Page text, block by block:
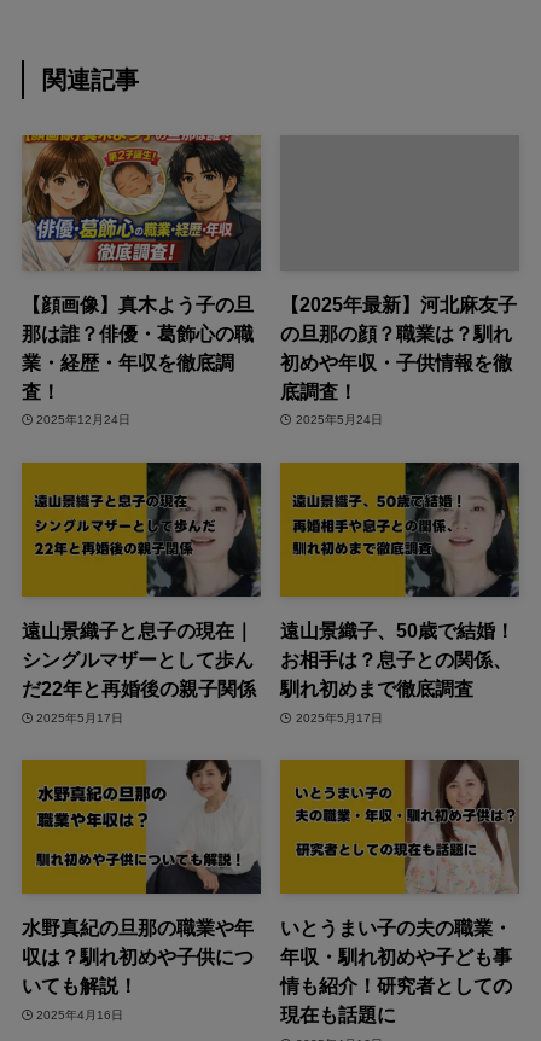
関連記事
【顔画像】真木よう子の旦
那は誰？俳優・葛飾心の職
業・経歴・年収を徹底調
査！
2025年12月24日
【2025年最新】河北麻友子
の旦那の顔？職業は？馴れ
初めや年収・子供情報を徹
底調査！
2025年5月24日
遠山景織子と息子の現在｜
シングルマザーとして歩ん
だ22年と再婚後の親子関係
2025年5月17日
遠山景織子、50歳で結婚！
お相手は？息子との関係、
馴れ初めまで徹底調査
2025年5月17日
水野真紀の旦那の職業や年
収は？馴れ初めや子供につ
いても解説！
2025年4月16日
いとうまい子の夫の職業・
年収・馴れ初めや子ども事
情も紹介！研究者としての
現在も話題に